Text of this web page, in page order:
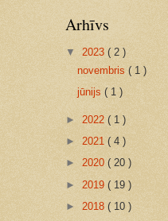
Arhīvs
▼ 2023 ( 2 )
novembris( 1 )
jūnijs( 1 )
► 2022 ( 1 )
► 2021 ( 4 )
► 2020 ( 20 )
► 2019 ( 19 )
► 2018 ( 10 )